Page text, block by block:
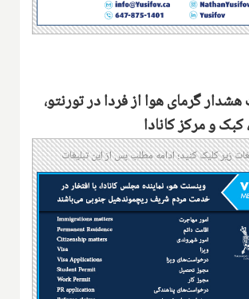
گرمای هوا از فردا در تورنتو،
کبک و مرکز کانادا
زیر کلیک کنید؛ ادامه مطلب پس از این تبلیغات